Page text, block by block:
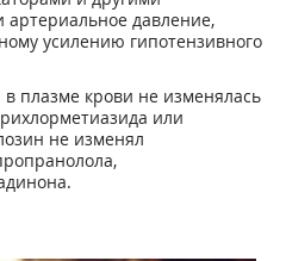
давление,
усилению гипотензивного
плазме крови не изменялась
или
не изменял